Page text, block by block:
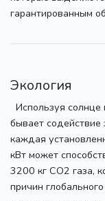
гарантированным
Экология
Используя солнце
бывает
каждая
кВт может
3200 кг СО2 газа,
причин